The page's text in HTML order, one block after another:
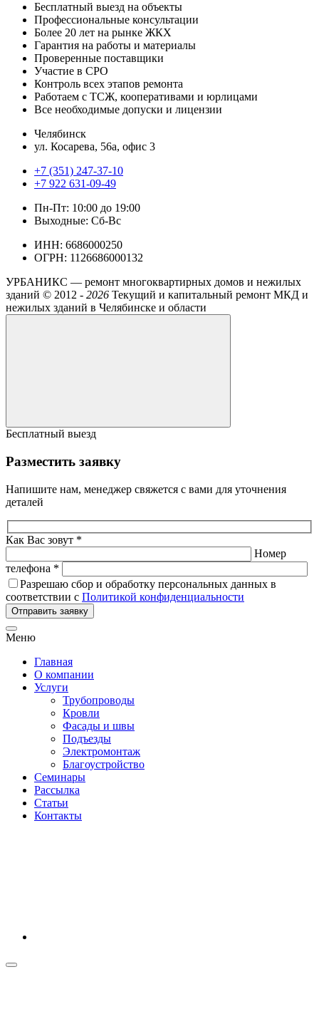
Бесплатный выезд на объекты
Профессиональные консультации
Более 20 лет на рынке ЖКХ
Гарантия на работы и материалы
Проверенные поставщики
Участие в СРО
Контроль всех этапов ремонта
Работаем с ТСЖ, кооперативами и юрлицами
Все необходимые допуски и лицензии
Челябинск
ул. Косарева, 56а, офис 3
+7 (351) 247-37-10
+7 922 631-09-49
Пн-Пт: 10:00 до 19:00
Выходные: Сб-Вс
ИНН: 6686000250
ОГРН: 1126686000132
УРБАНИКС — ремонт многоквартирных домов и нежилых
зданий © 2012 - 2026 Текущий и капитальный ремонт МКД и
нежилых зданий в Челябинске и области
Бесплатный выезд
Разместить заявку
Напишите нам, менеджер свяжется с вами для уточнения
деталей
Как Вас зовут *
Номер
телефона *
Разрешаю сбор и обработку персональных данных в
соответствии с Политикой конфиденциальности
Отправить заявку
Меню
Главная
О компании
Услуги
Трубопроводы
Кровли
Фасады и швы
Подъезды
Электромонтаж
Благоустройство
Семинары
Рассылка
Статьи
Контакты